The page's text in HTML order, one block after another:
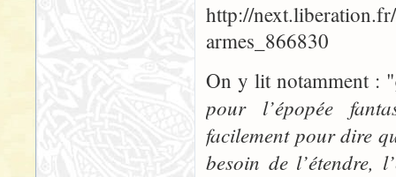
http://
armes_866830
On y lit notamment : "
pour l’épopée
facilement pour dire
besoin de l’étendre,